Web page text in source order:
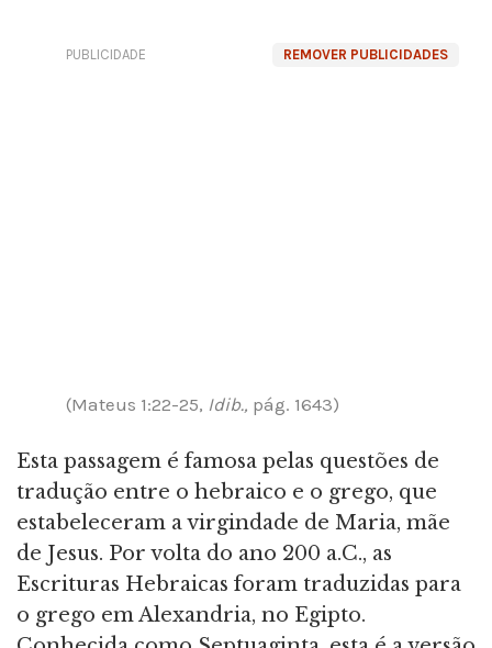
REMOVER PUBLICIDADES
PUBLICIDADE
(Mateus 1:22-25, Idib., pág. 1643)
Esta passagem é famosa pelas questões de
tradução entre o hebraico e o grego, que
estabeleceram a virgindade de Maria, mãe
de Jesus. Por volta do ano 200 a.C., as
Escrituras Hebraicas foram traduzidas para
o grego em Alexandria, no Egipto.